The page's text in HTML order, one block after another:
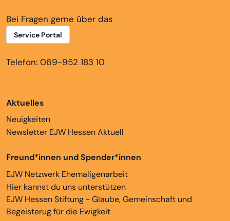
Bei Fragen gerne über das
Service Portal
Telefon: 069-952 183 10
Aktuelles
Neuigkeiten
Newsletter EJW Hessen Aktuell
Freund*innen und Spender*innen
EJW Netzwerk Ehemaligenarbeit
Hier kannst du uns unterstützen
EJW Hessen Stiftung - Glaube, Gemeinschaft und
Begeisterug für die Ewigkeit